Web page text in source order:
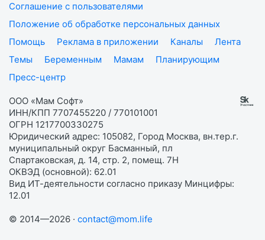
Соглашение с пользователями
Положение об обработке персональных данных
Помощь
Реклама в приложении Каналы
Лента
Темы
Беременным Мамам
Планирующим
Пресс-центр
ООО «Мам Софт»
ИНН/КПП 7707455220 / 770101001
ОГРН 1217700330275
Юридический адрес: 105082, Город Москва, вн.тер.г.
муниципальный округ Басманный, пл
Спартаковская, д. 14, стр. 2, помещ. 7Н
ОКВЭД (основной): 62.01
Вид ИТ-деятельности согласно приказу Минцифры:
12.01
© 2014—2026 · contact@mom.life